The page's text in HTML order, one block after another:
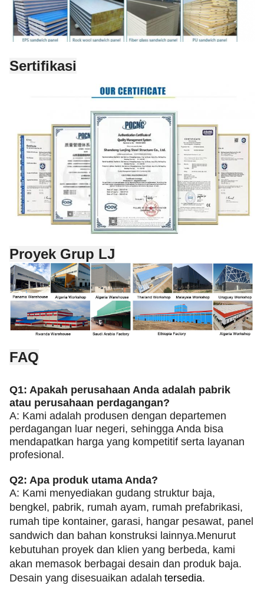
Sertifikasi
Proyek Grup LJ
FAQ
Q1: Apakah perusahaan Anda adalah pabrik
atau perusahaan perdagangan?
A: Kami adalah produsen dengan departemen
perdagangan luar negeri, sehingga Anda bisa
mendapatkan harga yang kompetitif serta layanan
profesional.
Q2: Apa produk utama Anda?
A: Kami menyediakan gudang struktur baja,
bengkel, pabrik, rumah ayam, rumah prefabrikasi,
rumah tipe kontainer, garasi, hangar pesawat, panel
sandwich dan bahan konstruksi lainnya.Menurut
kebutuhan proyek dan klien yang berbeda, kami
akan memasok berbagai desain dan produk baja.
Desain yang disesuaikan adalah tersedia.